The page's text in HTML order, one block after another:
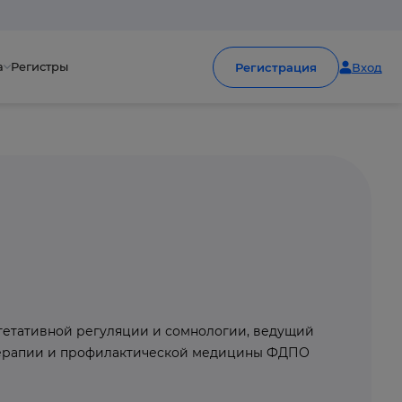
Регистры Регистрация Вход
регуляции и сомнологии, ведущий
и профилактической медицины ФДПО